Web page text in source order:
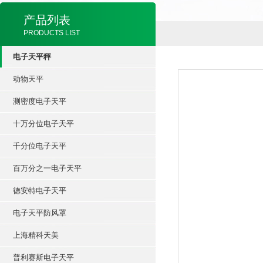
产品列表
PRODUCTS LIST
电子天平秤
动物天平
测密度电子天平
十万分位电子天平
千分位电子天平
百万分之一电子天平
德安特电子天平
电子天平防风罩
上海精科天美
普利赛斯电子天平